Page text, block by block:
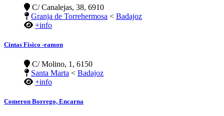
C/ Canalejas, 38, 6910
Granja de Torrehermosa < Badajoz
+info
Cintas Fisico -ramon
C/ Molino, 1, 6150
Santa Marta < Badajoz
+info
Comeron Borrego, Encarna